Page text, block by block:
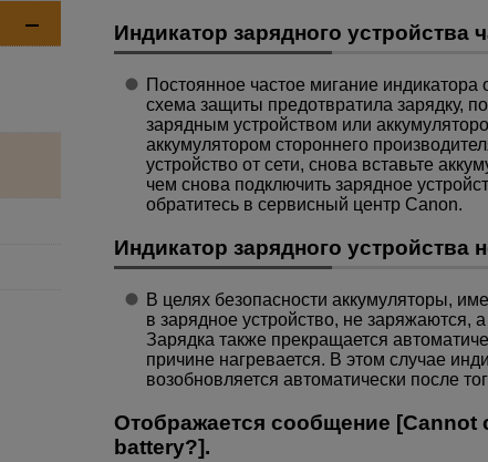
Индикатор зарядного устройства
Постоянное частое мигание индикатора
схема защиты предотвратила зарядку,
зарядным устройством или
аккумулятором стороннего
устройство от сети, снова вставьте
чем снова подключить зарядное
обратитесь в сервисный центр Canon.
Индикатор зарядного устройства
В целях безопасности аккумуляторы,
в зарядное устройство, не заряжаются,
Зарядка также прекращается
причине нагревается. В этом случае
возобновляется автоматически после
Отображается сообщение [Cannot
battery?].